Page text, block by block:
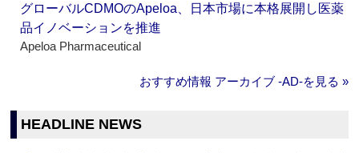
グローバルCDMOのApeloa、日本市場に本格展開し医薬
品イノベーションを推進
Apeloa Pharmaceutical
おすすめ情報 アーカイブ ‐AD‐を見る »
HEADLINE NEWS